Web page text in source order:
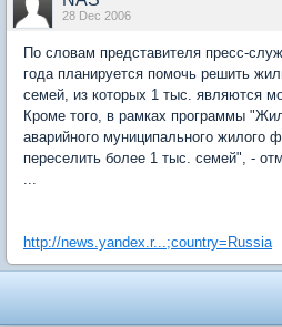
28 Dec 2006
По словам представителя пресс-
года планируется помочь решить
семей, из которых 1 тыс. являются
Кроме того, в рамках программы
аварийного муниципального жилого
переселить более 1 тыс. семей", -
...
http://news.yandex.r...;country=Russia